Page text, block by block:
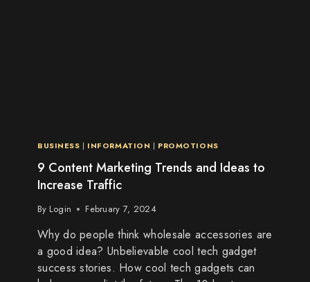
BUSINESS | INFORMATION | PROMOTIONS
9 Content Marketing Trends and Ideas to
Increase Traffic
By Login February 7, 2024
Why do people think wholesale accessories are
a good idea? Unbelievable cool tech gadget
success stories. How cool tech gadgets can